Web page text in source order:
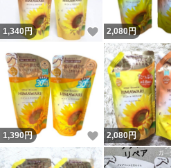
1,340円 いいね！
2,080円
1,390円 いいね！
2,080円